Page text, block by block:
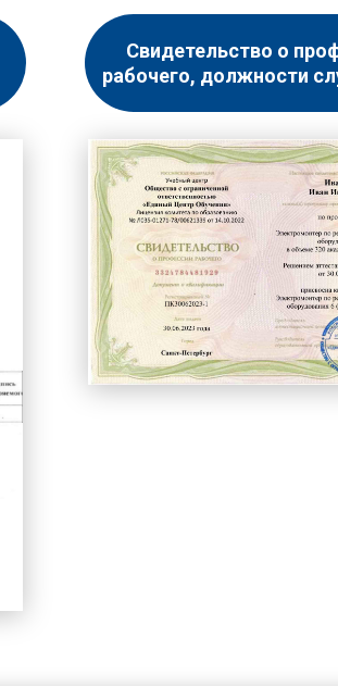
Свидетельство о
рабочего, должности